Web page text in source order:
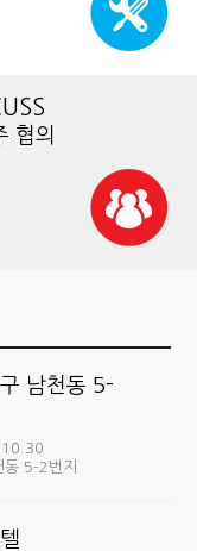
협의
남천동 5-
동 5-2번지